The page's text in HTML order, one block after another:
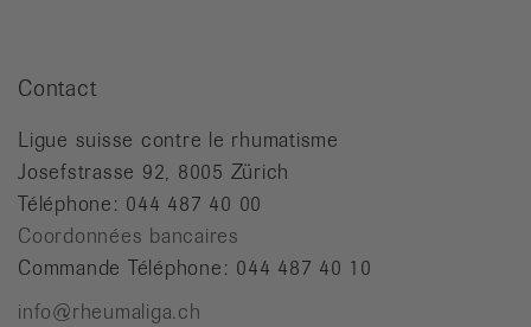
Contact
Ligue suisse contre le rhumatisme
Josefstrasse 92, 8005 Zürich
Téléphone: 044 487 40 00
Coordonnées bancaires
Commande Téléphone: 044 487 40 10
info@rheumaliga.ch